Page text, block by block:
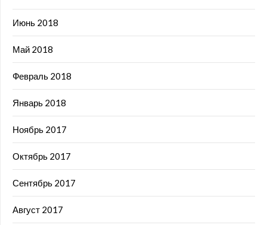
Июнь 2018
Май 2018
Февраль 2018
Январь 2018
Ноябрь 2017
Октябрь 2017
Сентябрь 2017
Август 2017